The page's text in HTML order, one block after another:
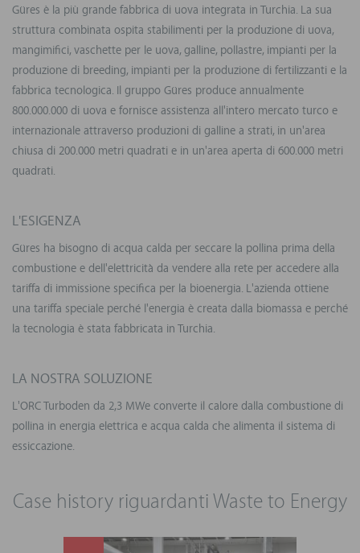
Güres è la più grande fabbrica di uova integrata in Turchia. La sua
struttura combinata ospita stabilimenti per la produzione di uova,
mangimifici, vaschette per le uova, galline, pollastre, impianti per la
produzione di breeding, impianti per la produzione di fertilizzanti e la
fabbrica tecnologica. Il gruppo Güres produce annualmente
800.000.000 di uova e fornisce assistenza all'intero mercato turco e
internazionale attraverso produzioni di galline a strati, in un'area
chiusa di 200.000 metri quadrati e in un'area aperta di 600.000 metri
quadrati.
L'ESIGENZA
Güres ha bisogno di acqua calda per seccare la pollina prima della
combustione e dell'elettricità da vendere alla rete per accedere alla
tariffa di immissione specifica per la bioenergia. L'azienda ottiene
una tariffa speciale perché l'energia è creata dalla biomassa e perché
la tecnologia è stata fabbricata in Turchia.
LA NOSTRA SOLUZIONE
L'ORC Turboden da 2,3 MWe converte il calore dalla combustione di
pollina in energia elettrica e acqua calda che alimenta il sistema di
essiccazione.
Case history riguardanti Waste to Energy